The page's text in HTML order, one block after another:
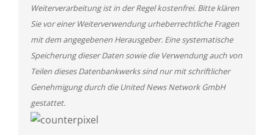
Weiterverarbeitung ist in der Regel kostenfrei. Bitte klären
Sie vor einer Weiterverwendung urheberrechtliche Fragen
mit dem angegebenen Herausgeber. Eine systematische
Speicherung dieser Daten sowie die Verwendung auch von
Teilen dieses Datenbankwerks sind nur mit schriftlicher
Genehmigung durch die United News Network GmbH
gestattet.